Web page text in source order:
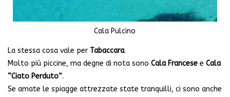
Cala Pulcino
La stessa cosa vale per Tabaccara.
Molto più piccine, ma degne di nota sono Cala Francese e Cala
“Ciato Perduto”.
Se amate le spiagge attrezzate state tranquilli, ci sono anche